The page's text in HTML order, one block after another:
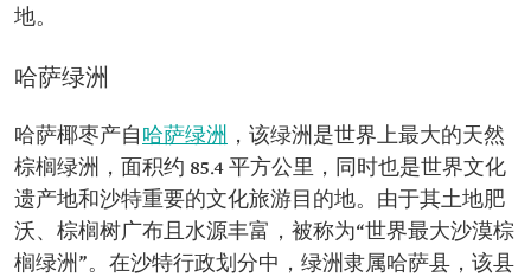
地。
哈萨绿洲
哈萨椰枣产自哈萨绿洲 ，该绿洲是世界上最大的天然
棕榈绿洲，面积约 85.4 平方公里，同时也是世界文化
遗产地和沙特重要的文化旅游目的地。由于其土地肥
沃、棕榈树广布且水源丰富，被称为“世界最大沙漠棕
榈绿洲”。在沙特行政划分中，绿洲隶属哈萨县，该县